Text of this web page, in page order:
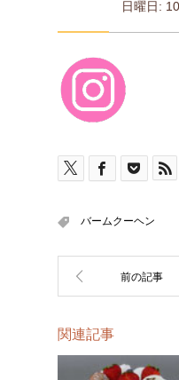
日曜日:
バームクーヘン
関連記事